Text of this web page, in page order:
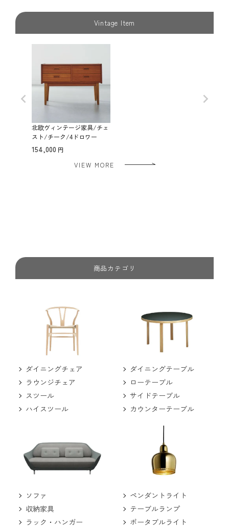
Vintage Item
北欧ヴィンテージ家具/チェ
スト/チーク/4ドロワー
154,000
VIEW MORE
商品カテゴリ
ダイニングチェア
ラウンジチェア
スツール
ハイスツール
ダイニングテーブル
ローテーブル
サイドテーブル
カウンターテーブル
ソファ
収納家具
ラック・ハンガー
ペンダントライト
テーブルランプ
ポータブルライト